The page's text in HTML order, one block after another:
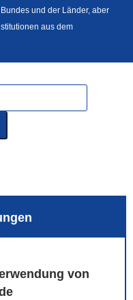
und der Länder, aber
aus dem
von